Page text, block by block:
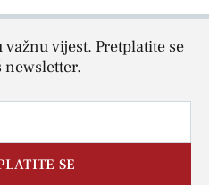
vijest. Pretplatite se
newsletter.
SE